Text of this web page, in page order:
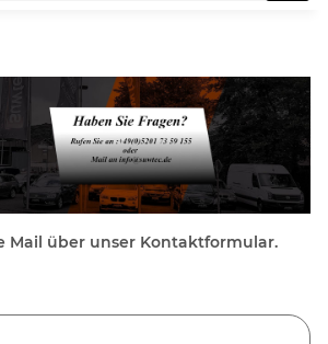
Mail über unser Kontaktformular.